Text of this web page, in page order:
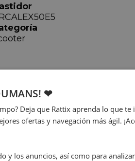
❤
Deja que Rattix aprenda lo que te
ofertas y navegación más ágil.
y los anuncios, así como para